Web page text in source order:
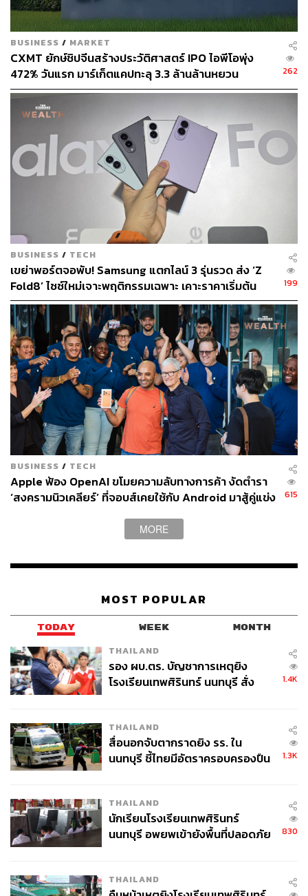
414
ABOUT THE AUTHOR
THE STANDARD WEALTH
สำนักข่าวเศรษฐกิจ ธุรกิจ และการลงทุน โดย
ทีมข่าว THE STANDARD
BUSINESS / MARKET
CXMT ยักษ์ชิปจีนสร้างประวัติศาสตร์ IPO ไอพีโอพุ่ง
472% วันแรก มาร์เก็ตแคปทะลุ 3.3 ล้านล้านหยวน
262
BUSINESS / TECH
เขย่าพอร์ตจอพับ! Samsung แตกไลน์ 3 รุ่นรวด ส่ง ‘Z
Fold8’ ไซซ์ใหม่เจาะพฤติกรรมเฉพาะ เคาะราคาเริ่มต้น
61,900 บาท
199
BUSINESS / TECH
Apple ฟ้อง OpenAI ขโมยความลับทางการค้า งัดตำรา
‘สงครามนิวเคลียร์’ ที่จอบส์เคยใช้กับ Android มาสู้คู่แข่ง
615
MORE
MOST POPULAR
TODAY WEEK MONTH
THAILAND
รอง ผบ.ตร. บัญชาการเหตุยิง
โรงเรียนเทพศิรินทร์ นนทบุรี สั่ง
1.4K
THAILAND
สื่อนอกจับตากราดยิง รร. ใน
นนทบุรี ชี้ไทยมีอัตราครอบครองปืน
1.3K
THAILAND
นักเรียนโรงเรียนเทพศิรินทร์
นนทบุรี อพยพเข้ายังพื้นที่ปลอดภัย
830
THAILAND